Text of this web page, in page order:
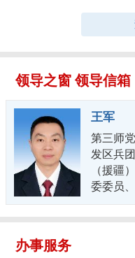
领导之窗 领导信箱
王军
第三师
发区兵
（援疆
委委员
办事服务